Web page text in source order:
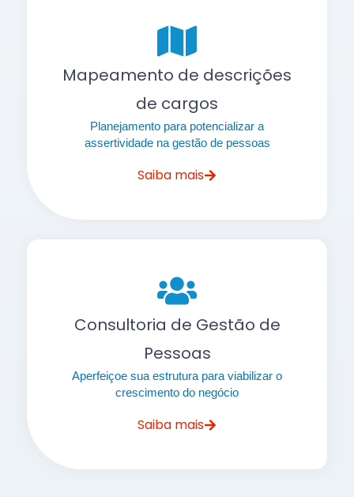
Mapeamento de descrições
de cargos
Planejamento para potencializar a
assertividade na gestão de pessoas
Saiba mais
Consultoria de Gestão de
Pessoas
Aperfeiçoe sua estrutura para viabilizar o
crescimento do negócio
Saiba mais